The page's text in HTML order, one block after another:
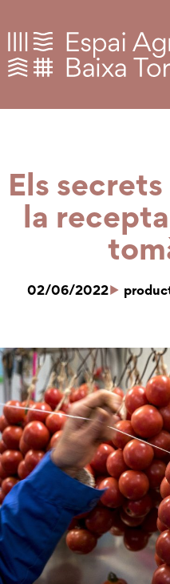
Els
la
02/06/2022